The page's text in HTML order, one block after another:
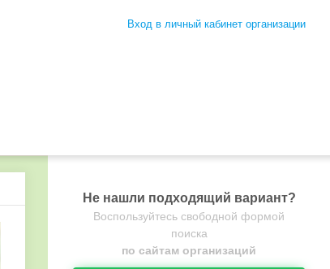
Вход в личный кабинет организации
Не нашли подходящий вариант?
Воспользуйтесь свободной формой
поиска
по сайтам организаций